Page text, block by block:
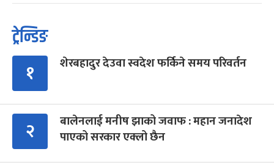
ट्रेन्डिङ
१ शेरबहादुर देउवा स्वदेश फर्किने समय परिवर्तन
२
बालेनलाई मनीष झाको जवाफ : महान जनादेश
पाएको सरकार एक्लो छैन